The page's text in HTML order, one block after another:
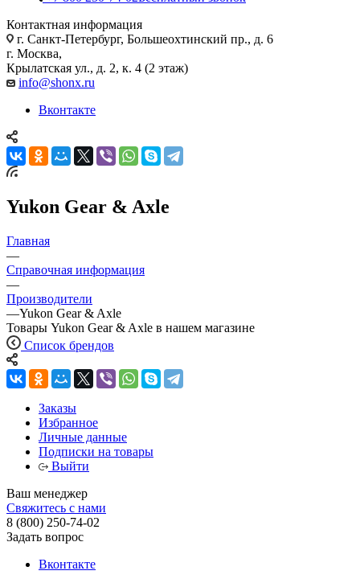
Контактная информация
г. Санкт-Петербург, Большеохтинский пр., д. 6
г. Москва,
Крылатская ул., д. 2, к. 4 (2 этаж)
info@shonx.ru
Вконтакте
Yukon Gear & Axle
Главная
—
Справочная информация
—
Производители
—Yukon Gear & Axle
Товары Yukon Gear & Axle в нашем магазине
Список брендов
Заказы
Избранное
Личные данные
Подписки на товары
Выйти
Ваш менеджер
Свяжитесь с нами
8 (800) 250-74-02
Задать вопрос
Вконтакте